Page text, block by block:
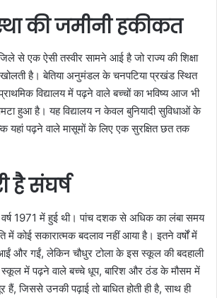
की जमीनी हकीकत
से एक ऐसी तस्वीर सामने आई है जो राज्य की शिक्षा
खोलती है। बेतिया अनुमंडल के चनपटिया प्रखंड स्थित
विद्यालय में पढ़ने वाले बच्चों का भविष्य आज भी
हुआ है। यह विद्यालय न केवल बुनियादी सुविधाओं के
यहां पढ़ने वाले मासूमों के लिए एक सुरक्षित छत तक
है संघर्ष
वर्ष 1971 में हुई थी। पांच दशक से अधिक का लंबा समय
में कोई सकारात्मक बदलाव नहीं आया है। इतने वर्षों में
और गईं, लेकिन चौधुर टोला के इस स्कूल की बदहाली
में पढ़ने वाले बच्चे धूप, बारिश और ठंड के मौसम में
जिससे उनकी पढ़ाई तो बाधित होती ही है, साथ ही